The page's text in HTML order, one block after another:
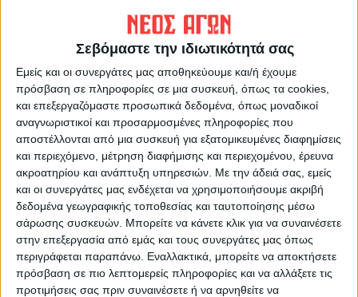
Σεβόμαστε την ιδιωτικότητά σας
Εμείς και οι συνεργάτες μας αποθηκεύουμε και/ή έχουμε
πρόσβαση σε πληροφορίες σε μια συσκευή, όπως τα cookies,
και επεξεργαζόμαστε προσωπικά δεδομένα, όπως μοναδικοί
αναγνωριστικοί και προσαρμοσμένες πληροφορίες που
αποστέλλονται από μια συσκευή για εξατομικευμένες διαφημίσεις
και περιεχόμενο, μέτρηση διαφήμισης και περιεχομένου, έρευνα
ακροατηρίου και ανάπτυξη υπηρεσιών. Με την άδειά σας, εμείς
και οι συνεργάτες μας ενδέχεται να χρησιμοποιήσουμε ακριβή
δεδομένα γεωγραφικής τοποθεσίας και ταυτοποίησης μέσω
σάρωσης συσκευών. Μπορείτε να κάνετε κλικ για να συναινέσετε
στην επεξεργασία από εμάς και τους συνεργάτες μας όπως
περιγράφεται παραπάνω. Εναλλακτικά, μπορείτε να αποκτήσετε
πρόσβαση σε πιο λεπτομερείς πληροφορίες και να αλλάξετε τις
προτιμήσεις σας πριν συναινέσετε ή να αρνηθείτε να
Ακολούθησε την εφημερίδα ΝΕΟΣ
ΑΓΩΝ στο Google News!
Όλες οι εξελίξεις στην περιοχή της
Καρδίτσας και ευρύτερα της Θεσσαλίας
ΠΡΟΗΓΟΥΜΕΝΟ ΑΡΘΡΟ
Ενα νέο κρούσμα στην ΠΕ
Καρδίτσας
ΕΠΟΜΕΝΟ ΑΡΘΡΟ
Lockdown στη Γαλλία
ανακοίνωσε ο Μακρόν